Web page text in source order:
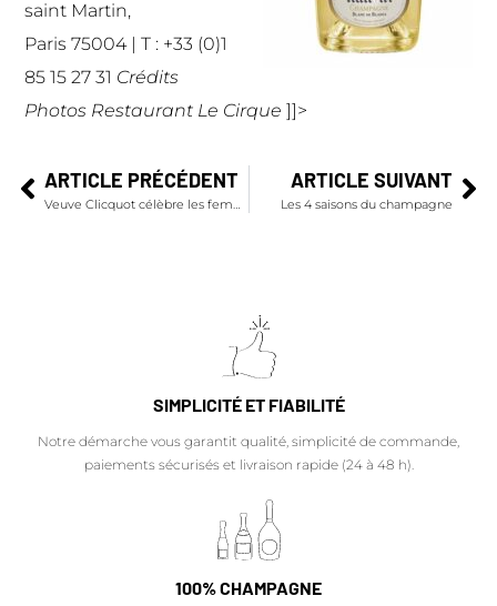
saint Martin,
Paris 75004 | T : +33 (0)1
85 15 27 31 Crédits
Photos Restaurant Le Cirque]]>
ARTICLE PRÉCÉDENT ARTICLE SUIVANT
Les 4 saisons du champagne
SIMPLICITÉ ET FIABILITÉ
Notre démarche vous garantit qualité, simplicité de commande,
paiements sécurisés et livraison rapide (24 à 48 h).
100% CHAMPAGNE